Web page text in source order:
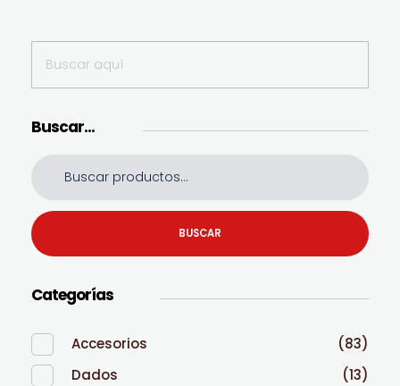
Buscar…
BUSCAR
Categorías
Accesorios
(83)
Dados
(13)